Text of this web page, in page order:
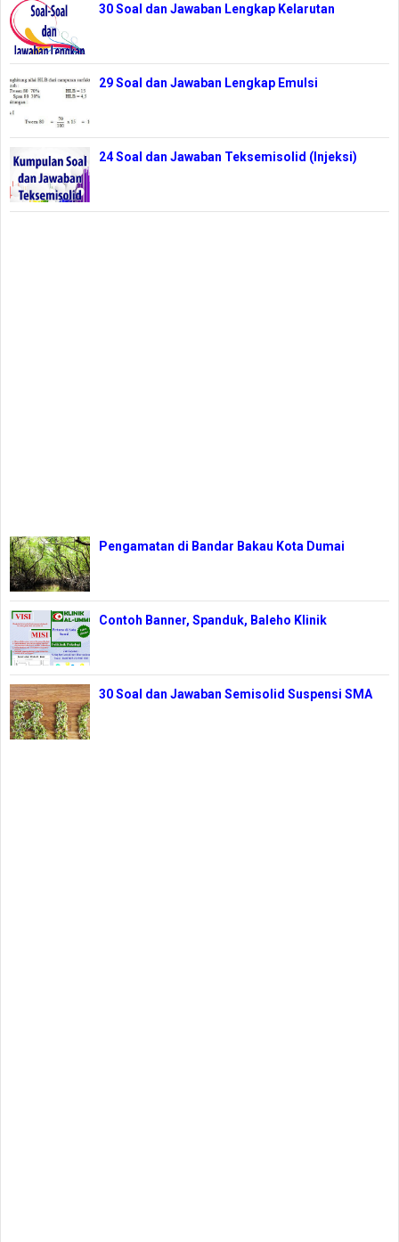
30 Soal dan Jawaban Lengkap Kelarutan
29 Soal dan Jawaban Lengkap Emulsi
24 Soal dan Jawaban Teksemisolid (Injeksi)
Pengamatan di Bandar Bakau Kota Dumai
Contoh Banner, Spanduk, Baleho Klinik
30 Soal dan Jawaban Semisolid Suspensi SMA